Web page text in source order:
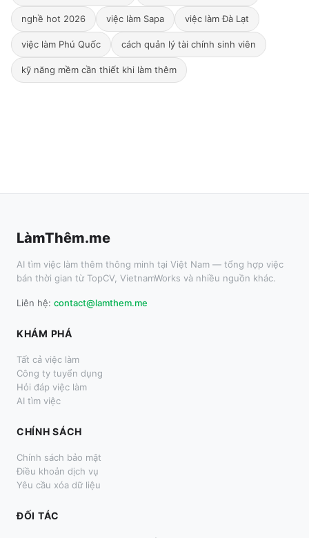
nghề hot 2026 việc làm Sapa việc làm Đà Lạt
việc làm Phú Quốc cách quản lý tài chính sinh viên
kỹ năng mềm cần thiết khi làm thêm
LàmThêm.me
AI tìm việc làm thêm thông minh tại Việt Nam — tổng hợp việc
bán thời gian từ TopCV, VietnamWorks và nhiều nguồn khác.
Liên hệ: contact@lamthem.me
KHÁM PHÁ
Tất cả việc làm
Công ty tuyển dụng
Hỏi đáp việc làm
AI tìm việc
CHÍNH SÁCH
Chính sách bảo mật
Điều khoản dịch vụ
Yêu cầu xóa dữ liệu
ĐỐI TÁC